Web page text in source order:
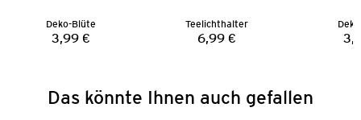
Deko-Blüte
Preis:
3,99 €
Teelichthalter
Preis:
6,99 €
Das könnte Ihnen auch gefallen